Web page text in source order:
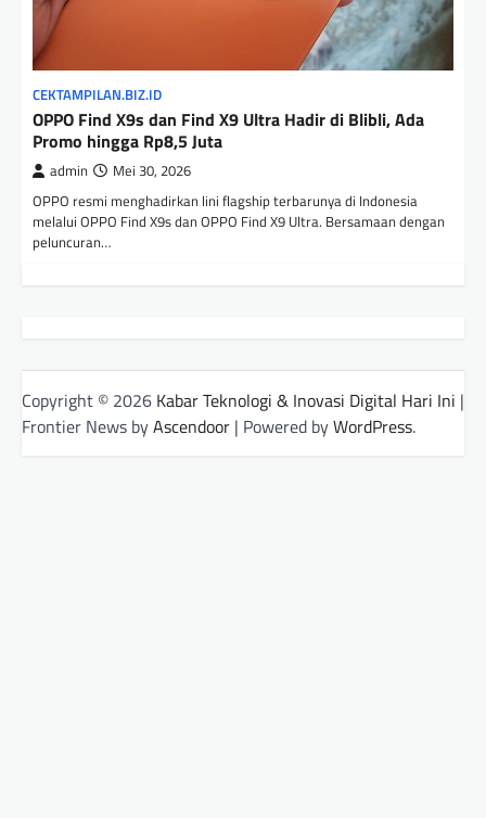
CEKTAMPILAN.BIZ.ID
OPPO Find X9s dan Find X9 Ultra Hadir di Blibli, Ada
Promo hingga Rp8,5 Juta
admin Mei 30, 2026
OPPO resmi menghadirkan lini flagship terbarunya di Indonesia
melalui OPPO Find X9s dan OPPO Find X9 Ultra. Bersamaan dengan
peluncuran…
Copyright © 2026 Kabar Teknologi & Inovasi Digital Hari Ini |
Frontier News byAscendoor | Powered byWordPress.